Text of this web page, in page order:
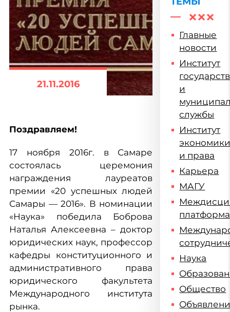
21.11.2016
Поздравляем!
17 ноября 2016г. в Самаре
состоялась церемония
награждения лауреатов
премии «20 успешных людей
Самары — 2016». В номинации
«Наука» победила Боброва
Наталья Алексеевна – доктор
юридических наук, профессор
кафедры конституционного и
административного права
юридического факультета
Международного института
рынка.
Главные
новости
Институт
и
службы
Институт
и права
Карьера
МАГУ
платформа
Наука
Общество